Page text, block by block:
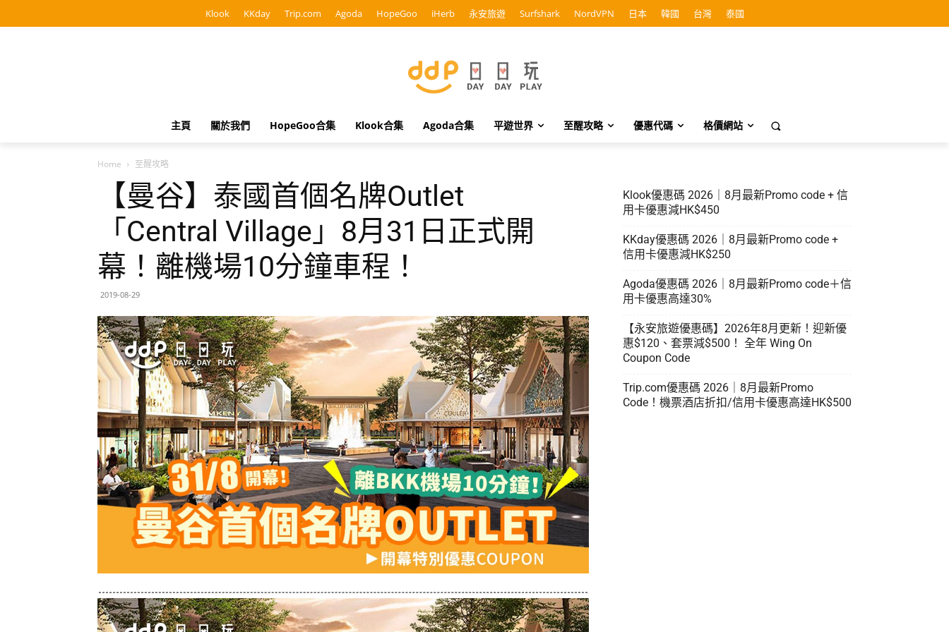
Klook KKday Trip.com Agoda HopeGoo iHerb 永安旅遊 Surfshark NordVPN 日本 韓國 台灣 泰國
主頁 關於我們 HopeGoo合集 Klook合集 Agoda合集 平遊世界 至醒攻略 優惠代碼 格價網站
Home 至醒攻略
【曼谷】泰國首個名牌Outlet
「Central Village」8月31日正式開
幕！離機場10分鐘車程！
2019-08-29
Klook優惠碼 2026｜8月最新Promo code + 信
用卡優惠減HK$450
KKday優惠碼 2026｜8月最新Promo code +
信用卡優惠減HK$250
Agoda優惠碼 2026｜8月最新Promo code＋信
用卡優惠高達30%
【永安旅遊優惠碼】2026年8月更新！迎新優
惠$120、套票減$500！ 全年 Wing On
Coupon Code
Trip.com優惠碼 2026｜8月最新Promo
Code！機票酒店折扣/信用卡優惠高達HK$500